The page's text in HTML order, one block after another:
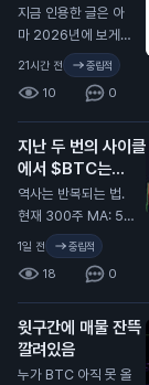
지금 인용한 글은 아
마 2026년에 보게
될 글 중 가장 중요한
글 중 하나일 거야. 시
간 내서 제대로 뜯어
봐. 가격 움직임만 보
지 말고, 파동 구조, 시
장 심리, 마켓메이커
관점에서의 유사점에
집중해. 진한 초록 구
간(바닥 형성)이 끝나
면 다음 타깃은 보라
색 점이고, 그건 8만
달러 위에 있어. 확장
오기 전에 레인지 구
간의 투매(캡튤레이
션)가 먼저 온다.
21시간 전 중립적
10 0
지난 두 번의 사이클
에서 $BTC는
300주 이동평균선
(300W MA) 근처
에서 바닥을 찍었음.
역사는 반복되는 법.
현재 300주 MA: 5
5,000달러.
1일 전 중립적
18 0
윗구간에 매물 잔뜩
깔려있음
누가 BTC 아직 못 올